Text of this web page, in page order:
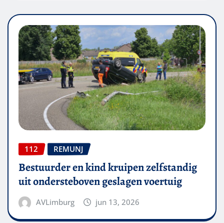
112 REMUNJ
Bestuurder en kind kruipen zelfstandig
uit ondersteboven geslagen voertuig
AVLimburg jun 13, 2026